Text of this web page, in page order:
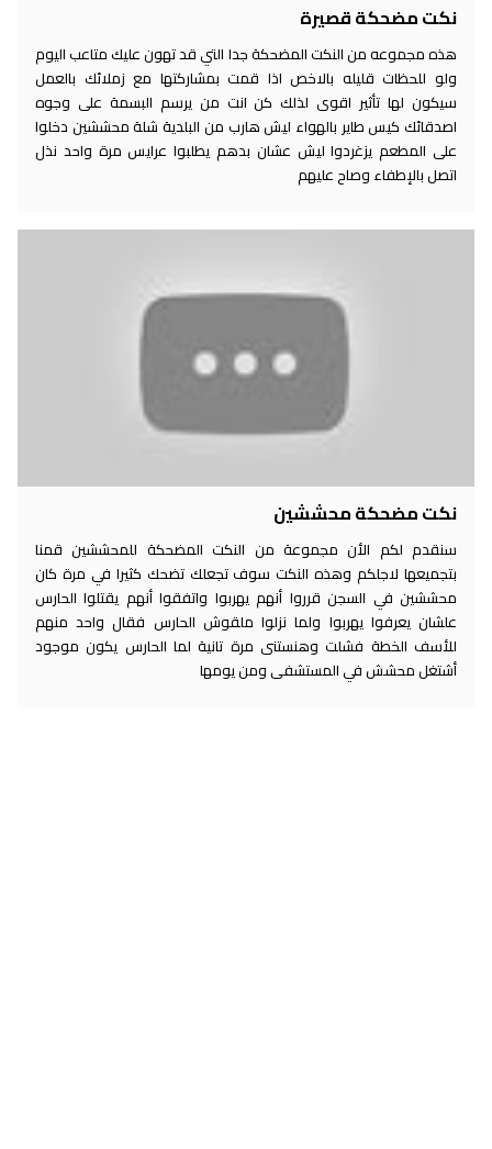
نكت مضحكة قصيرة
هذه مجموعه من النكت المضحكة جدا التي قد تهون عليك متاعب اليوم
ولو للحظات قليله بالاخص اذا قمت بمشاركتها مع زملائك بالعمل
سيكون لها تأثير اقوى لذلك كن انت من يرسم البسمة على وجوه
اصدقائك كيس طاير بالهواء ليش هارب من البلدية شلة محششين دخلوا
على المطعم يزغردوا ليش عشان بدهم يطلبوا عرايس مرة واحد نذل
اتصل بالإطفاء وصاح عليهم
نكت مضحكة محششين
سنقدم لكم الأن مجموعة من النكت المضحكة للمحششين قمنا
بتجميعها لاجلكم وهذه النكت سوف تجعلك تضحك كثيرا في مرة كان
محششين في السجن قرروا أنهم يهربوا واتفقوا أنهم يقتلوا الحارس
علشان يعرفوا يهربوا ولما نزلوا ملقوش الحارس فقال واحد منهم
للأسف الخطة فشلت وهنستنى مرة تانية لما الحارس يكون موجود
أشتغل محشش في المستشفى ومن يومها